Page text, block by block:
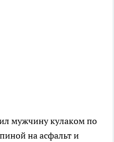
мужчину кулаком по
на асфальт и